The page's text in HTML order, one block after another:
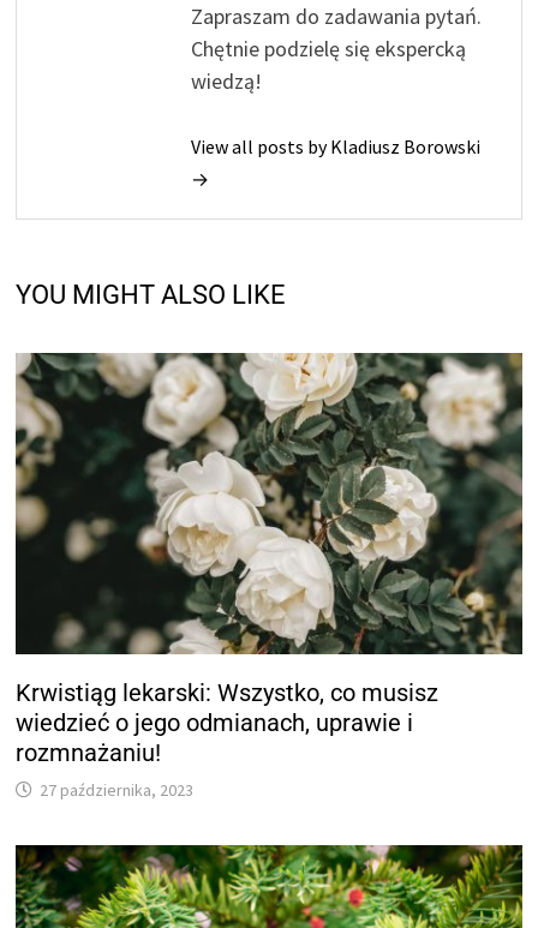
Zapraszam do zadawania pytań.
Chętnie podzielę się ekspercką
wiedzą!
View all posts by Kladiusz Borowski
→
YOU MIGHT ALSO LIKE
Krwistiąg lekarski: Wszystko, co musisz
wiedzieć o jego odmianach, uprawie i
rozmnażaniu!
27 października, 2023